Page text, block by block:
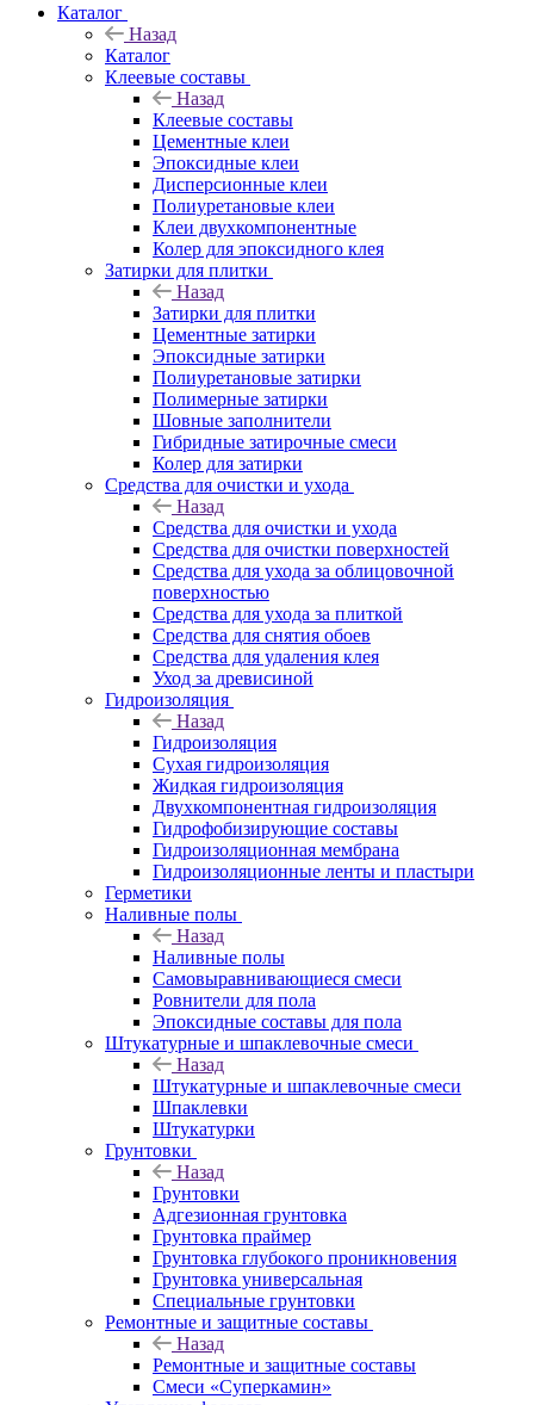
Каталог
Назад
Каталог
Клеевые составы
Назад
Клеевые составы
Цементные клеи
Эпоксидные клеи
Дисперсионные клеи
Полиуретановые клеи
Клеи двухкомпонентные
Колер для эпоксидного клея
Затирки для плитки
Назад
Затирки для плитки
Цементные затирки
Эпоксидные затирки
Полиуретановые затирки
Полимерные затирки
Шовные заполнители
Гибридные затирочные смеси
Колер для затирки
Средства для очистки и ухода
Назад
Средства для очистки и ухода
Средства для очистки поверхностей
Средства для ухода за облицовочной
поверхностью
Средства для ухода за плиткой
Средства для снятия обоев
Средства для удаления клея
Уход за древисиной
Гидроизоляция
Назад
Гидроизоляция
Сухая гидроизоляция
Жидкая гидроизоляция
Двухкомпонентная гидроизоляция
Гидрофобизирующие составы
Гидроизоляционная мембрана
Гидроизоляционные ленты и пластыри
Герметики
Наливные полы
Назад
Наливные полы
Самовыравнивающиеся смеси
Ровнители для пола
Эпоксидные составы для пола
Штукатурные и шпаклевочные смеси
Назад
Штукатурные и шпаклевочные смеси
Шпаклевки
Штукатурки
Грунтовки
Назад
Грунтовки
Адгезионная грунтовка
Грунтовка праймер
Грунтовка глубокого проникновения
Грунтовка универсальная
Специальные грунтовки
Ремонтные и защитные составы
Назад
Ремонтные и защитные составы
Смеси «Суперкамин»